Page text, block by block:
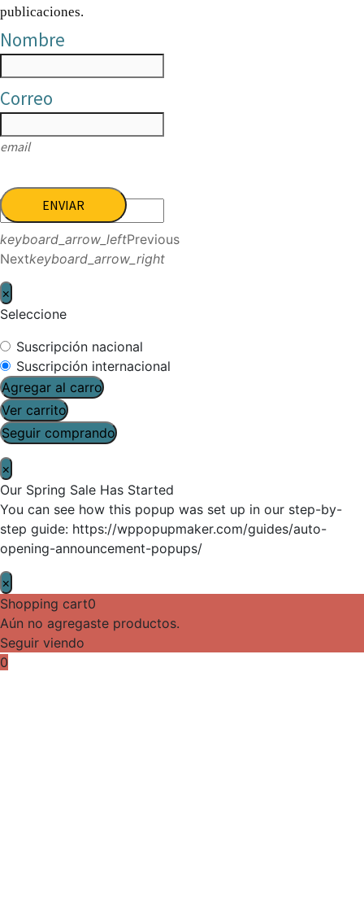
publicaciones.
Nombre
Correo
email
ENVIAR
keyboard_arrow_leftPrevious
Nextkeyboard_arrow_right
×
Seleccione
Suscripción nacional
Suscripción internacional
Agregar al carro
Ver carrito
Seguir comprando
×
Our Spring Sale Has Started
You can see how this popup was set up in our step-by-
step guide: https://wppopupmaker.com/guides/auto-
opening-announcement-popups/
×
Shopping cart0
Aún no agregaste productos.
Seguir viendo
0